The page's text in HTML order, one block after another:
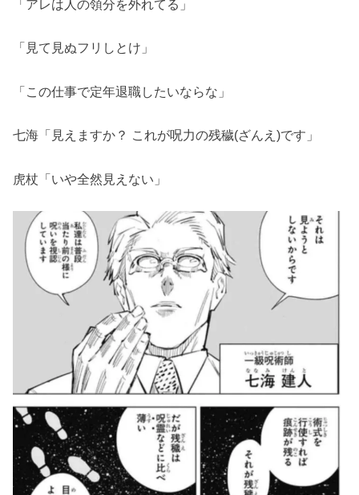
「アレは人の領分を外れてる」
「見て見ぬフリしとけ」
「この仕事で定年退職したいならな」
七海「見えますか？ これが呪力の残穢(ざんえ)です」
虎杖「いや全然見えない」